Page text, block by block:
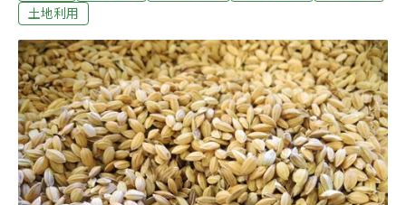
景」，以達到本地生產農產品在2030年前可滿足新加坡民
劃逐步擴大島上社區園圃（community gardens）的數
量，希望將目前1500個社區園圃及1000個位於公園中的種
菜空間在2030年前，雙雙提升至3000個。除了鼓勵民眾在
家種菜，新加坡也開放更多空間供務農業者使用，預計今
年稍晚有9個多層停車場的頂樓將改造為農場，加入國內
生產農作物的行列。
土地利用